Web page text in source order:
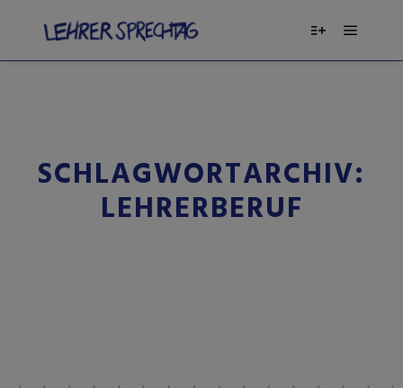
SCHLAGWORTARCHIV:
LEHRERBERUF